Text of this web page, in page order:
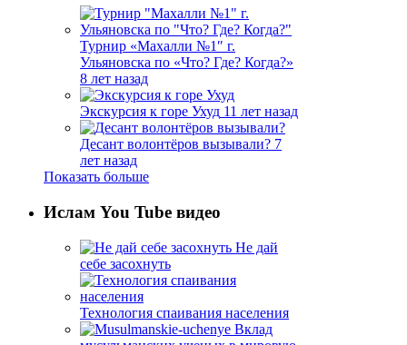
Турнир «Махалли №1″ г.
Ульяновска по «Что? Где? Когда?»
8 лет назад
Экскурсия к горе Ухуд 11 лет назад
Десант волонтёров вызывали? 7
лет назад
Показать больше
Ислам You Tube видео
Не дай
себе засохнуть
Технология спаивания населения
Вклад